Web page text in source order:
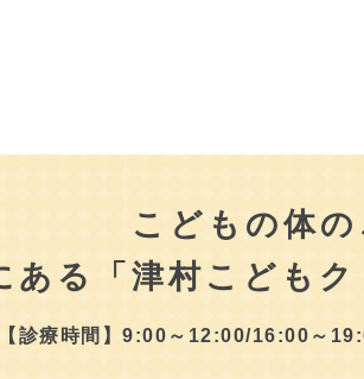
こどもの体
ある
「津村こども
【診療時間】9:00～12:00/16:00～